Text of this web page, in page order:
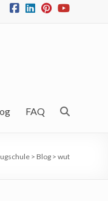
FAQ
> Blog > wut